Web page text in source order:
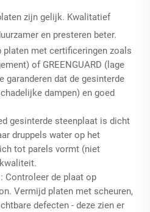
zijn gelijk. Kwalitatief
en presteren beter.
platen met certificeringen zoals
of GREENGUARD (lage
garanderen dat de gesinterde
dampen) en goed
gesinterde steenplaat is dicht
druppels water op het
tot parels vormt (niet
: Controleer de plaat op
Vermijd platen met scheuren,
defecten - deze zien er